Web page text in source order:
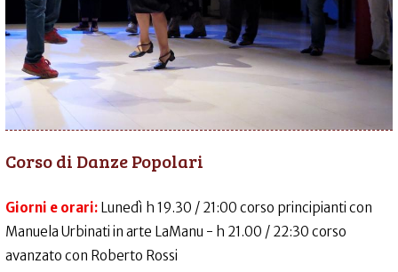
Corso di Danze Popolari
Giorni e orari: Lunedì h 19.30 / 21:00 corso principianti con
Manuela Urbinati in arte LaManu - h 21.00 / 22:30 corso
avanzato con Roberto Rossi